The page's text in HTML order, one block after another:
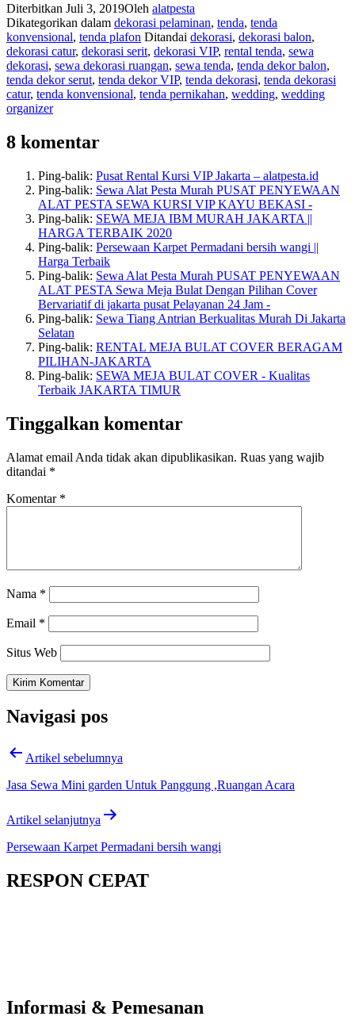
Diterbitkan Juli 3, 2019Oleh alatpesta
Dikategorikan dalam dekorasi pelaminan, tenda, tenda
konvensional, tenda plafon Ditandai dekorasi, dekorasi balon,
dekorasi catur, dekorasi serit, dekorasi VIP, rental tenda, sewa
dekorasi, sewa dekorasi ruangan, sewa tenda, tenda dekor balon,
tenda dekor serut, tenda dekor VIP, tenda dekorasi, tenda dekorasi
catur, tenda konvensional, tenda pernikahan, wedding, wedding
organizer
8 komentar
Ping-balik: Pusat Rental Kursi VIP Jakarta – alatpesta.id
Ping-balik: Sewa Alat Pesta Murah PUSAT PENYEWAAN
ALAT PESTA SEWA KURSI VIP KAYU BEKASI -
Ping-balik: SEWA MEJA IBM MURAH JAKARTA ||
HARGA TERBAIK 2020
Ping-balik: Persewaan Karpet Permadani bersih wangi ||
Harga Terbaik
Ping-balik: Sewa Alat Pesta Murah PUSAT PENYEWAAN
ALAT PESTA Sewa Meja Bulat Dengan Pilihan Cover
Bervariatif di jakarta pusat Pelayanan 24 Jam -
Ping-balik: Sewa Tiang Antrian Berkualitas Murah Di Jakarta
Selatan
Ping-balik: RENTAL MEJA BULAT COVER BERAGAM
PILIHAN-JAKARTA
Ping-balik: SEWA MEJA BULAT COVER - Kualitas
Terbaik JAKARTA TIMUR
Tinggalkan komentar
Alamat email Anda tidak akan dipublikasikan. Ruas yang wajib
ditandai *
Komentar *
Nama *
Email *
Situs Web
Navigasi pos
Artikel sebelumnya
Jasa Sewa Mini garden Untuk Panggung ,Ruangan Acara
Artikel selanjutnya
Persewaan Karpet Permadani bersih wangi
RESPON CEPAT
Informasi & Pemesanan